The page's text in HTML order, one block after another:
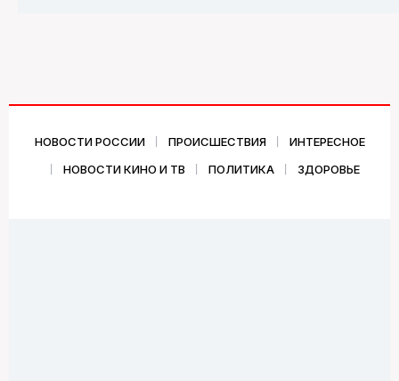
НОВОСТИ РОССИИ ПРОИСШЕСТВИЯ
ИНТЕРЕСНОЕ
НОВОСТИ КИНО И ТВ
ПОЛИТИКА ЗДОРОВЬЕ